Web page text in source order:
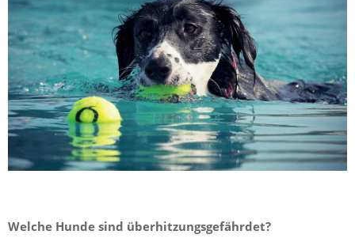
Welche Hunde sind überhitzungsgefährdet?